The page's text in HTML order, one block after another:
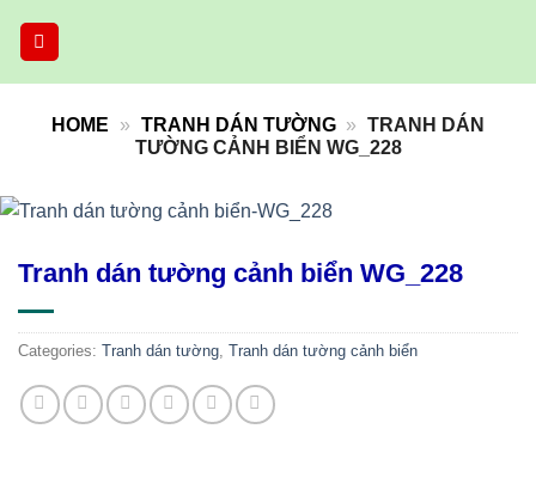
HOME » TRANH DÁN TƯỜNG » TRANH DÁN
TƯỜNG CẢNH BIỂN WG_228
Tranh dán tường cảnh biển WG_228
Categories: Tranh dán tường, Tranh dán tường cảnh biển